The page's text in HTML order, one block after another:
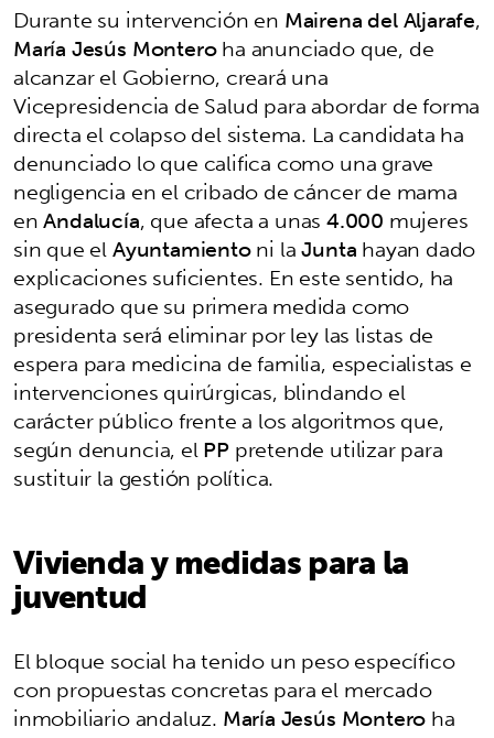
Durante su intervención en Mairena del Aljarafe,
María Jesús Monteroha anunciado que, de
alcanzar el Gobierno, creará una
Vicepresidencia de Salud para abordar de forma
directa el colapso del sistema. La candidata ha
denunciado lo que califica como una grave
negligencia en el cribado de cáncer de mama
enAndalucía, que afecta a unas4.000 mujeres
sin que elAyuntamientoni laJuntahayan dado
explicaciones suficientes. En este sentido, ha
asegurado que su primera medida como
presidenta será eliminar por ley las listas de
espera para medicina de familia, especialistas e
intervenciones quirúrgicas, blindando el
carácter público frente a los algoritmos que,
según denuncia, elPPpretende utilizar para
sustituir la gestión política.
Vivienda y medidas para la
juventud
El bloque social ha tenido un peso específico
con propuestas concretas para el mercado
inmobiliario andaluz. María Jesús Monteroha